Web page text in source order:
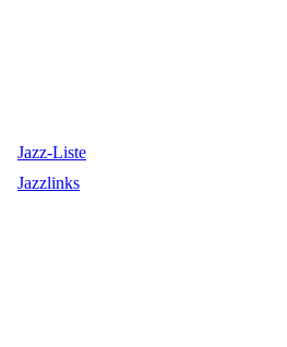
Jazz-Liste
Jazzlinks